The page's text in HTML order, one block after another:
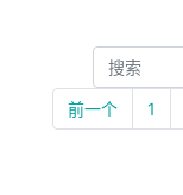
前一个 1